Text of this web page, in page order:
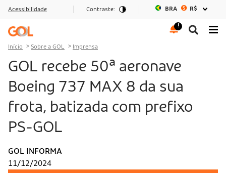
Ir para o menu
Ir para o conteúdo
Ir para o rodapé
Acessibilidade Contraste: BRA R$
Início Sobre a GOL Imprensa
GOL recebe 50ª aeronave
Boeing 737 MAX 8 da sua
frota, batizada com prefixo
PS-GOL
GOL INFORMA
11/12/2024